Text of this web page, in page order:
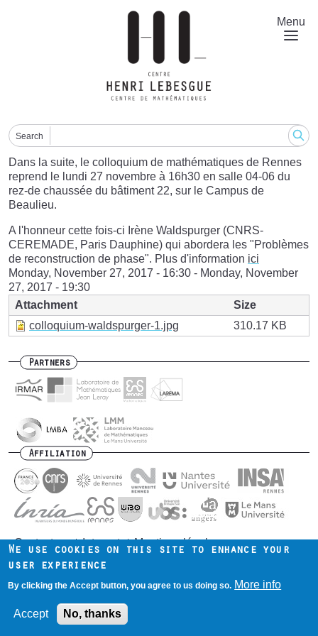
Menu
Search
Dans la suite, le colloquium de mathématiques de Rennes
reprend le lundi 27 novembre à 16h30 en salle 04-06 du
rez-de chaussée du bâtiment 22, sur le Campus de
Beaulieu.
A l'honneur cette fois-ci Irène Waldspurger (CNRS-
CEREMADE, Paris Dauphine) qui abordera les "Problèmes
de reconstruction de phase". Plus d'information ici
Monday, November 27, 2017 - 16:30 - Monday, November
27, 2017 - 19:30
Attachment
Size
colloquium-waldspurger-1.jpg
310.17 KB
Partners
Affiliation
Footer
menu
Contact us Intranet Mentions légales
We use cookies on this site to enhance your
user experience
By clicking the Accept button, you agree to us doing so. More info
Accept No, thanks